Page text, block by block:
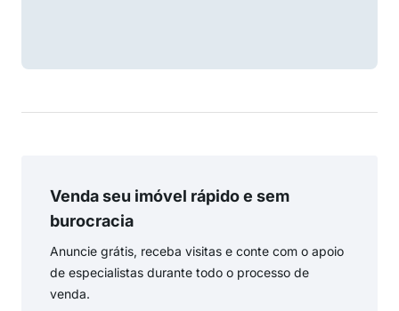
Venda seu imóvel rápido e sem
burocracia
Anuncie grátis, receba visitas e conte com o apoio
de especialistas durante todo o processo de
venda.